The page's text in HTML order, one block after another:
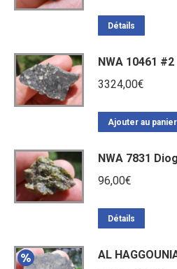
Détails
NWA 10461
3324,00€
Ajouter au panier
NWA 7831
96,00€
Détails
AL